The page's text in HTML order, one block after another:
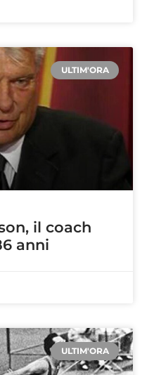
ULTIM'ORA
il coach
anni
ULTIM'ORA